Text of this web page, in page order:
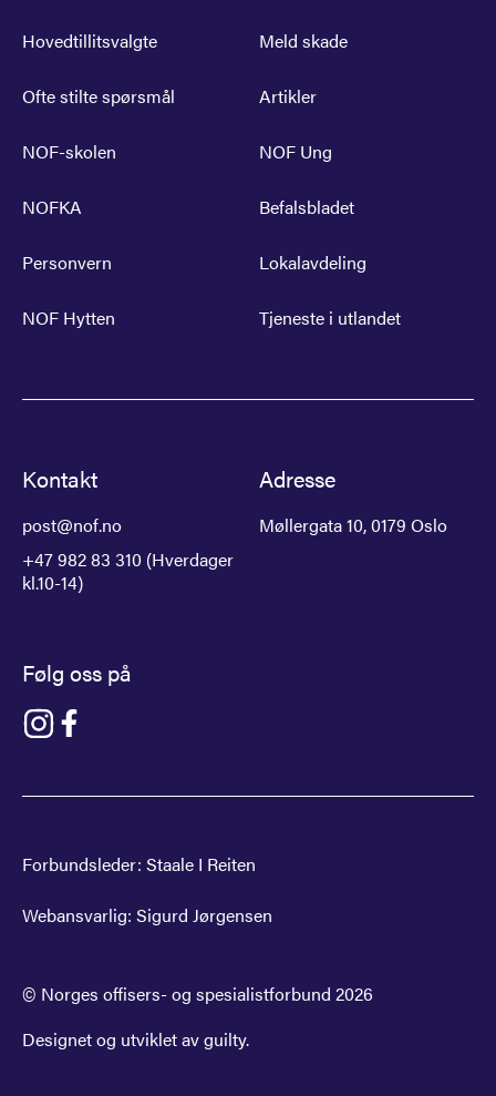
Hovedtillitsvalgte Meld skade
Ofte stilte spørsmål Artikler
NOF-skolen NOF Ung
NOFKA Befalsbladet
Personvern Lokalavdeling
NOF Hytten Tjeneste i utlandet
Kontakt
post@nof.no
+47 982 83 310 (Hverdager
kl.10-14)
Adresse
Møllergata 10, 0179 Oslo
Følg oss på
Gå til NOF på instagram
Gå til NOF på facebook
Forbundsleder: Staale I Reiten
Webansvarlig: Sigurd Jørgensen
© Norges offisers- og spesialistforbund 2026
Designet og utviklet avguilty.